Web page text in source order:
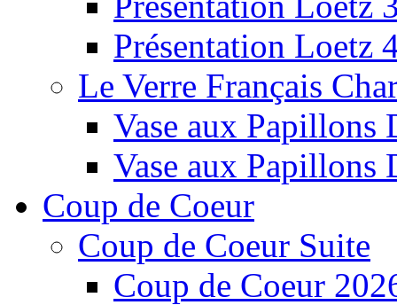
Présentation Loetz
Le Verre Français
Vase aux Papillons
Vase aux Papillons
Coup de Coeur
Coup de Coeur Suite
Coup de Coeur